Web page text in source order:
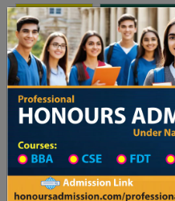
Toggle navigation
Updates
২০২৫-২৬ শিক্ষাবর্ষের ১ম বর্ষের ভর্তি আবেদন
High School in Khulna